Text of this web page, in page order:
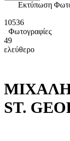
Εκτύπωση
10536
Φωτογραφίες
49
ελεύθερο
ST.